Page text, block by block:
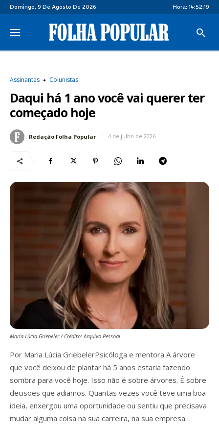
Domingo, 9 De Agosto De 2026 Hora: 14:52:19
Assinantes Colunistas
Daqui há 1 ano você vai querer ter
começado hoje
Redação Folha Popular 4 de julho de 2026
Maria Lúcia Griebeler / Crédito: Arquivo Pessoal
Por Maria Lúcia GriebelerPsicóloga e mentora A árvore
que você deixou de plantar há 5 anos estaria fazendo
sombra para você hoje. Isso não é sobre árvores. É sobre
decisões que adiamos. Quantas vezes você teve uma boa
ideia, enxergou uma oportunidade ou sentiu que precisava
mudar alguma coisa na sua carreira, na sua empresa…